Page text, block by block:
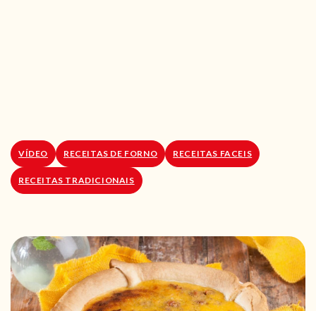
VÍDEO RECEITAS DE FORNO RECEITAS FACEIS
RECEITAS TRADICIONAIS